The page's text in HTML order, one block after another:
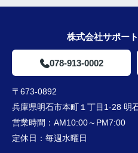
株式会社サポー
078-913-0002
〒673-0892
兵庫県明石市本町１丁目1-28 明
営業時間： AM10:00～PM7:00
定休日： 毎週水曜日